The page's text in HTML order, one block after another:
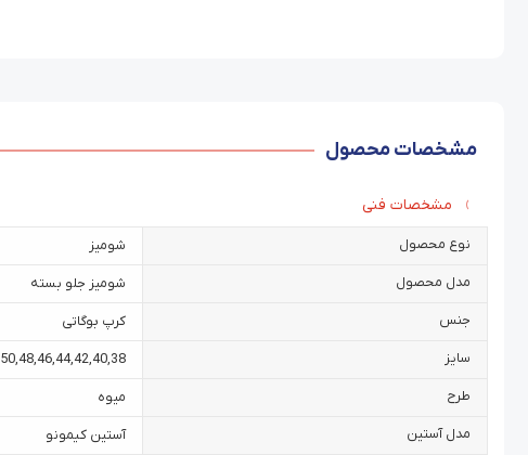
مشخصات محصول
مشخصات فنی
نوع محصول شومیز
مدل محصول شومیز جلو بسته
جنس کرپ بوگاتی
سایز 38
,
40
,
42
,
44
,
46
,
48
,
50
طرح میوه
مدل آستین آستین کیمونو